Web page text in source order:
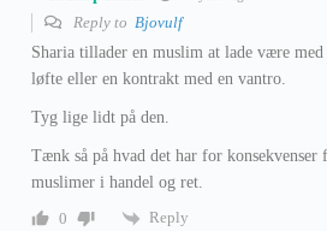
Reply to Bjovulf
Sharia tillader en muslim at lade være
løfte eller en kontrakt med en vantro.
Tyg lige lidt på den.
Tænk så på hvad det har for konsekvenser
muslimer i handel og ret.
0
Reply